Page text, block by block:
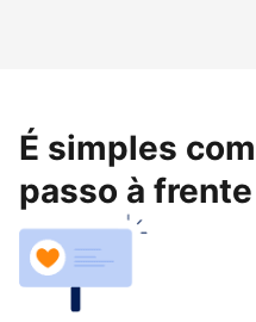
É simples
passo à frente